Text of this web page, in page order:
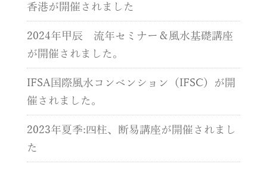
香港が開催されました
2024年甲辰 流年セミナー＆風水基礎講座
が開催されました。
IFSA国際風水コンベンション（IFSC）が開
催されました。
2023年夏季:四柱、断易講座が開催されまし
た